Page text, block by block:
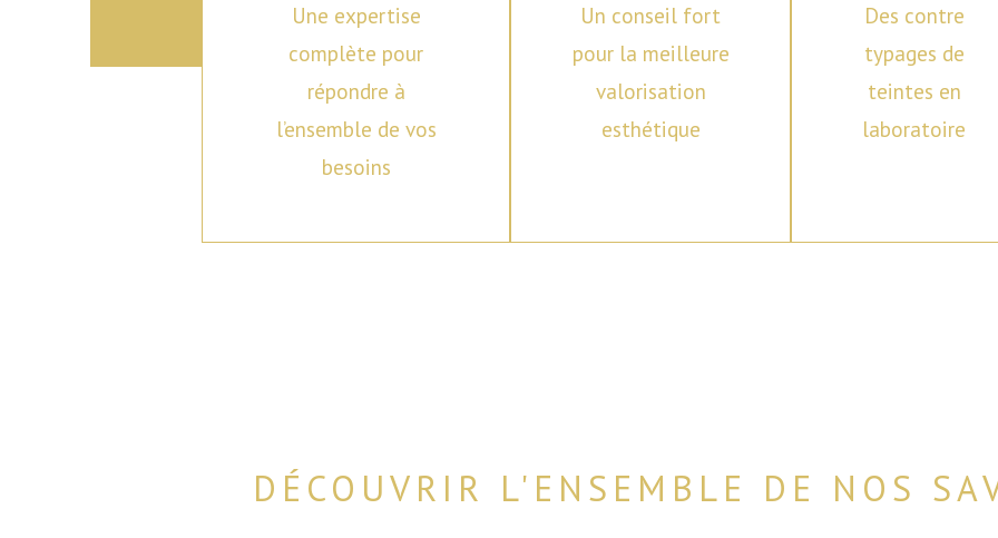
Une expertise
complète pour
répondre à
l’ensemble de vos
besoins
Un conseil fort
pour la meilleure
valorisation
esthétique
Des contre
typages de
teintes en
laboratoire
DÉCOUVRIR L'ENSEMBLE DE NOS